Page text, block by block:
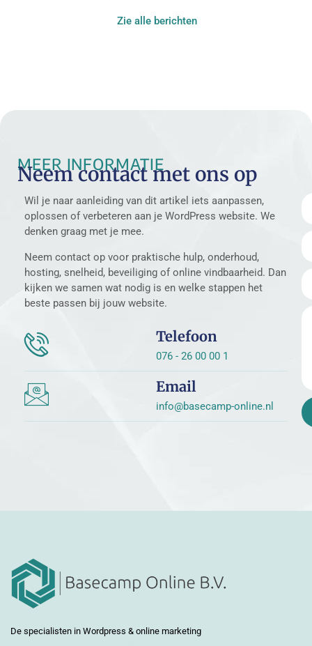
Zie alle berichten
MEER INFORMATIE
Neem contact met ons op
Wil je naar aanleiding van dit artikel iets aanpassen,
oplossen of verbeteren aan je WordPress website. We
denken graag met je mee.
Neem contact op voor praktische hulp, onderhoud,
hosting, snelheid, beveiliging of online vindbaarheid. Dan
kijken we samen wat nodig is en welke stappen het
beste passen bij jouw website.
Telefoon
076 - 26 00 00 1
Email
info@basecamp-online.nl
De specialisten in Wordpress & online marketing